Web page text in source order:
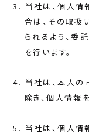
当社は、個人
合は、その取扱
られるよう、委
を行います。
当社は、本人
除き、個人情報
当社は、個人情